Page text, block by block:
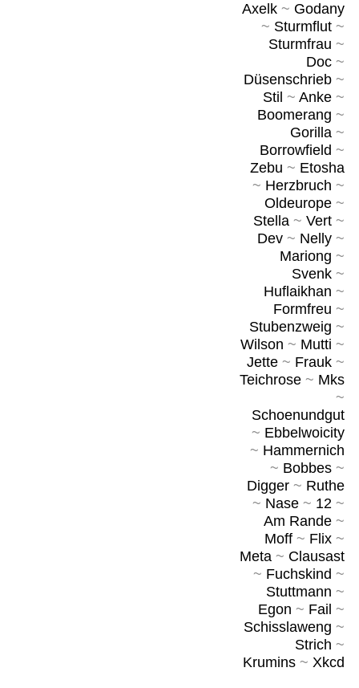
Axelk~ Godany
~ Sturmflut~
Sturmfrau ~
Doc~
Düsenschrieb~
Stil ~ Anke~
Boomerang ~
Gorilla~
Borrowfield ~
Zebu ~ Etosha
~ Herzbruch ~
Oldeurope~
Stella~ Vert~
Dev~ Nelly~
Mariong ~
Svenk~
Huflaikhan ~
Formfreu ~
Stubenzweig ~
Wilson ~ Mutti ~
Jette~ Frauk~
Teichrose~ Mks
~
Schoenundgut
~ Ebbelwoicity
~ Hammernich
~ Bobbes~
Digger~ Ruthe
~ Nase~ 12~
Am Rande~
Moff~ Flix~
Meta~ Clausast
~ Fuchskind ~
Stuttmann ~
Egon ~ Fail ~
Schisslaweng ~
Strich ~
Krumins~ Xkcd